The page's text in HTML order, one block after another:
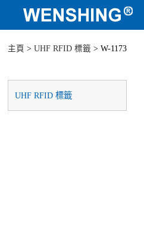
主頁 > UHF RFID 標籤 > W-1173
UHF RFID 標籤